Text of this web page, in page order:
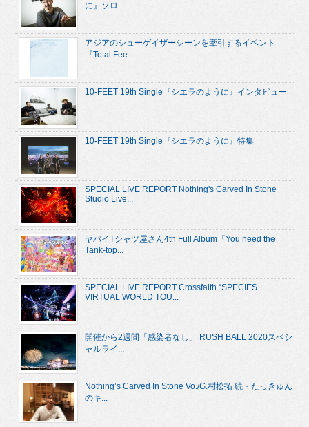
に』ソロ...
アジアのシューゲイザーシーンを牽引するイベント
『Total Fee...
10-FEET 19th Single『シエラのように』インタビュー
10-FEET 19th Single『シエラのように』特集
SPECIAL LIVE REPORT Nothing's Carved In Stone
Studio Live...
ヤバイTシャツ屋さん4th Full Album『You need the
Tank-top...
SPECIAL LIVE REPORT Crossfaith “SPECIES
VIRTUAL WORLD TOU...
開催から2週間「感染者なし」 RUSH BALL 2020スペシ
ャルライ...
Nothing’s Carved In Stone Vo./G.村松拓 続・たっきゅん
のキ...